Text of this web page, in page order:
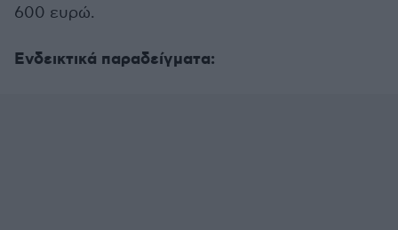
600 ευρώ.
Eνδεικτικά παραδείγματα: